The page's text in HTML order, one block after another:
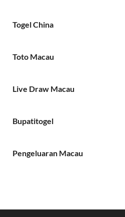
Togel China
Toto Macau
Live Draw Macau
Bupatitogel
Pengeluaran Macau